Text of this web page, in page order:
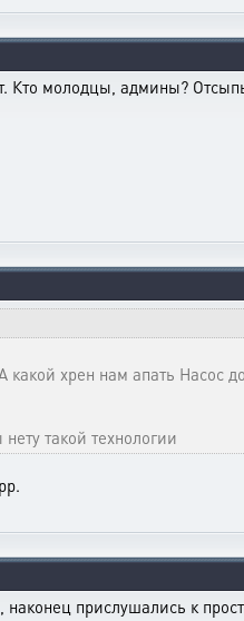
Кто молодцы, админы?
какой хрен нам апать Насос
такой технологии
, наконец прислушались к